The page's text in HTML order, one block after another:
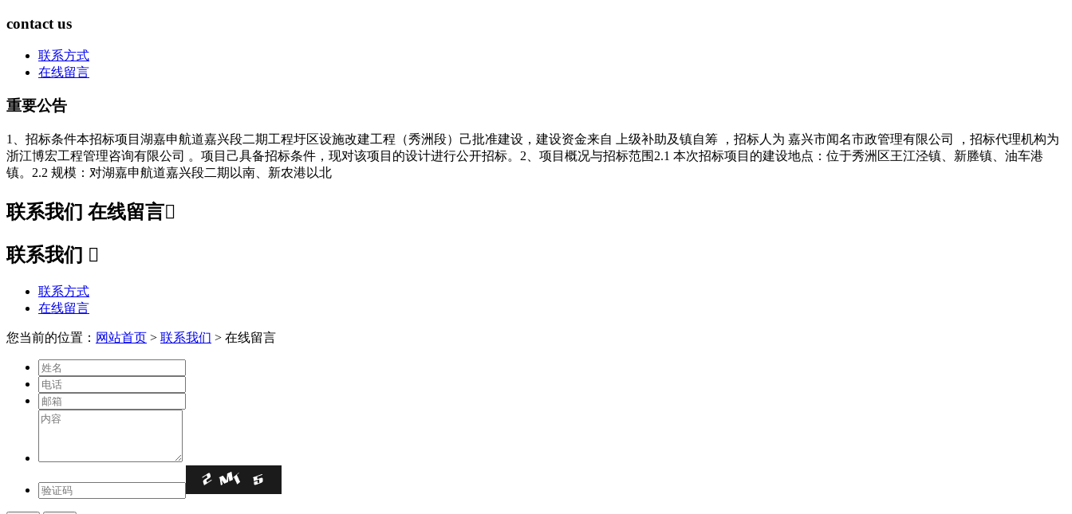
contact us
联系方式
在线留言
重要公告
1、招标条件本招标项目湖嘉申航道嘉兴段二期工程圩区设施改建工程（秀洲段）己批准建设，建设资金来自 上级补助及镇自筹 ，招标人为 嘉兴市闻名市政管理有限公司 ，招标代理机构为
浙江博宏工程管理咨询有限公司 。项目己具备招标条件，现对该项目的设计进行公开招标。2、项目概况与招标范围2.1 本次招标项目的建设地点：位于秀洲区王江泾镇、新塍镇、油车港
镇。2.2 规模：对湖嘉申航道嘉兴段二期以南、新农港以北
联系我们 在线留言
联系我们 
联系方式
在线留言
您当前的位置： 网站首页 > 联系我们 > 在线留言